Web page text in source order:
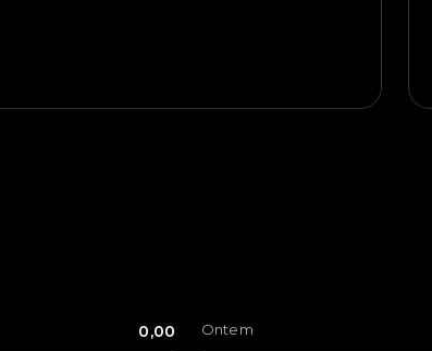
0,00 Ontem